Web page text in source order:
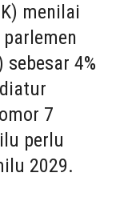
menilai
4%
7
perlu
2029.